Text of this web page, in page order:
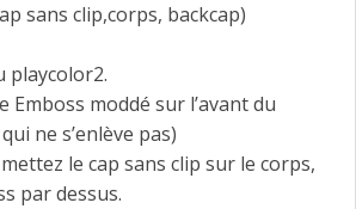
sans clip,corps, backcap)
playcolor2.
Emboss moddé sur l’avant du
ne s’enlève pas)
le cap sans clip sur le corps,
par dessus.